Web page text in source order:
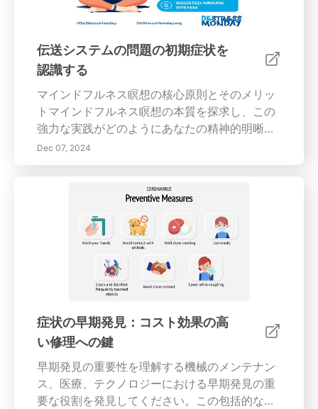
最小限に抑え、燃料の種類を理解することで、
大きな節約と健康な車両が実現できます。過剰
な重量が燃費に与える影響から最新の技術アッ
プグレードの利点まで、この包括的なガイドは
すべてのドライバーに実用的なアドバイスを提
供します。今日はあなたの車の耐久性と効率性
に投資してください—最適なメンテナンス方法
を取り入れ、コスト効率が高くエコフレンドリ
ーな運転体験のために燃費を改善しましょう。
伝送システムの問題の初期症状を
認識する
マインドフルネス瞑想の核心原則とそのメリッ
トマインドフルネス瞑想の本質を探求し、この
強力な実践がどのようにあなたの精神的明晰さ
と感情的安定性を変えることができるか学びま
しょう。この包括的なガイドは、マインドフル
中力の向上、感情的回復力の向上など、多くの
利点を概説しています。集中力を向上させ、気
を散らす要素を最小限に抑える効果的な戦略を
探求し、個人的および職業的目標の達成をサポ
ートします。マインドフルネスの実践と伝送シ
ステムの両方における定期的なメンテナンスの
重要性を理解し、人生のすべての側面での最適
なパフォーマンスを確保します。さらに、バラ
ンスの取れた生活を維持するための情緒的健康
の重要な役割を明らかにします。今日、マイン
ドフルネスと幸福への旅を進めましょう！
Dec 07, 2024
症状の早期発見：コスト効果の高
い修理への鍵
早期発見の重要性を理解する機械のメンテナン
ス、医療、テクノロジーにおける早期発見の重
要な役割を発見してください。この包括的なガ